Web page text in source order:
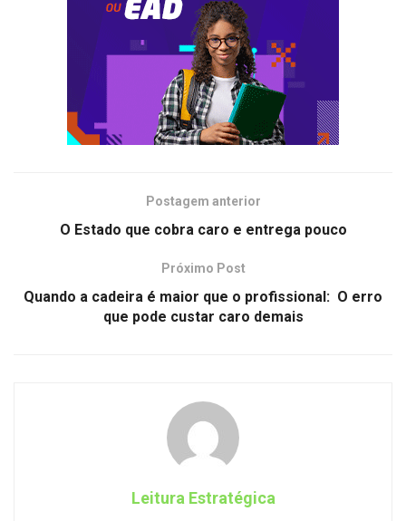
Postagem anterior
O Estado que cobra caro e entrega pouco
Próximo Post
Quando a cadeira é maior que o profissional: O erro
que pode custar caro demais
Leitura Estratégica